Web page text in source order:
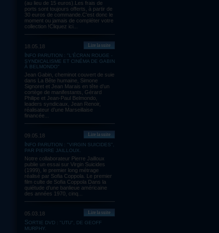
(au lieu de 15 euros).Les frais de
ports sont toujours offerts, à partir de
30 euros de commande.C'est donc le
moment ou jamais de compléter votre
collection !Cliquez ici...
18.05.18
SYNDICALISME ET CINÉMA DE GABIN
À BELMONDO"
Jean Gabin, cheminot couvert de suie
dans La Bête humaine, Simone
Signoret et Jean Marais en tête d’un
cortège de manifestants, Gérard
Philipe et Jean-Paul Belmondo,
leaders syndicaux, Jean Renoir,
réalisateur d’une Marseillaise
financée...
Lire la suite
09.05.18
PAR PIERRE JAILLOUX.
Notre collaborateur Pierre Jailloux
publie un essai sur Virgin Suicides
(1999), le premier long métrage
réalisé par Sofia Coppola. Le premier
film culte de Sofia Coppola Dans la
quiétude d’une banlieue américaine
des années 1970, cinq...
Lire la suite
05.03.18
SORTIE DVD : "UTU", DE GEOFF
MURPHY.
Lire la suite